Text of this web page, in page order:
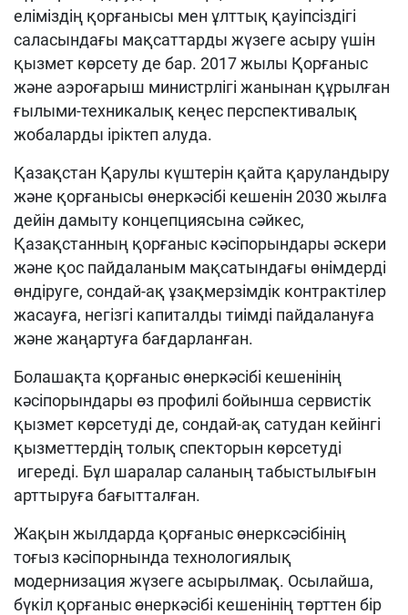
еліміздің қорғанысы мен ұлттық қауіпсіздігі
саласындағы мақсаттарды жүзеге асыру үшін
қызмет көрсету де бар. 2017 жылы Қорғаныс
және аэроғарыш министрлігі жанынан құрылған
ғылыми-техникалық кеңес перспективалық
жобаларды іріктеп алуда.
Қазақстан Қарулы күштерін қайта қаруландыру
және қорғанысы өнеркәсібі кешенін 2030 жылға
дейін дамыту концепциясына сәйкес,
Қазақстанның қорғаныс кәсіпорындары әскери
және қос пайдаланым мақсатындағы өнімдерді
өндіруге, сондай-ақ ұзақмерзімдік контрактілер
жасауға, негізгі капиталды тиімді пайдалануға
және жаңартуға бағдарланған.
Болашақта қорғаныс өнеркәсібі кешенінің
кәсіпорындары өз профилі бойынша сервистік
қызмет көрсетуді де, сондай-ақ сатудан кейінгі
қызметтердің толық спекторын көрсетуді
игереді. Бұл шаралар саланың табыстылығын
арттыруға бағытталған.
Жақын жылдарда қорғаныс өнерксәсібінің
тоғыз кәсіпорнында технологиялық
модернизация жүзеге асырылмақ. Осылайша,
бүкіл қорғаныс өнеркәсібі кешенінің төрттен бір